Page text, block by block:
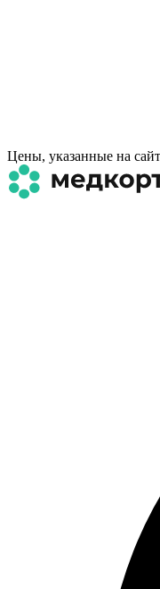
Цены, указанные на